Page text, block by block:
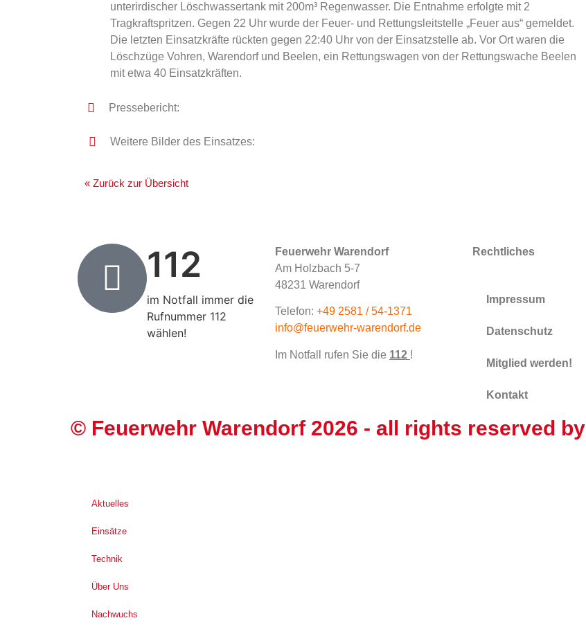
unterirdischer Löschwassertank mit 200m³ Regenwasser. Die Entnahme erfolgte mit 2
Tragkraftspritzen. Gegen 22 Uhr wurde der Feuer- und Rettungsleitstelle „Feuer aus“ gemeldet.
Die letzten Einsatzkräfte rückten gegen 22:40 Uhr von der Einsatzstelle ab. Vor Ort waren die
Löschzüge Vohren, Warendorf und Beelen, ein Rettungswagen von der Rettungswache Beelen
mit etwa 40 Einsatzkräften.
Pressebericht:
Weitere Bilder des Einsatzes:
« Zurück zur Übersicht
112
im Notfall immer die
Rufnummer 112
wählen!
Feuerwehr Warendorf
Am Holzbach 5-7
48231 Warendorf
Telefon: +49 2581 / 54-1371
info@feuerwehr-warendorf.de
Im Notfall rufen Sie die 112 !
Rechtliches
Impressum
Datenschutz
Mitglied werden!
Kontakt
© Feuerwehr Warendorf 2026 - all rights reserved by
Aktuelles
Einsätze
Technik
Über Uns
Nachwuchs